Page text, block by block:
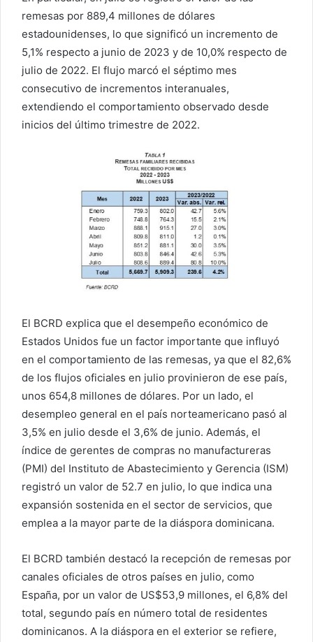
remesas por 889,4 millones de dólares
estadounidenses, lo que significó un incremento de
5,1% respecto a junio de 2023 y de 10,0% respecto de
julio de 2022. El flujo marcó el séptimo mes
consecutivo de incrementos interanuales,
extendiendo el comportamiento observado desde
inicios del último trimestre de 2022.
El BCRD explica que el desempeño económico de
Estados Unidos fue un factor importante que influyó
en el comportamiento de las remesas, ya que el 82,6%
de los flujos oficiales en julio provinieron de ese país,
unos 654,8 millones de dólares. Por un lado, el
desempleo general en el país norteamericano pasó al
3,5% en julio desde el 3,6% de junio. Además, el
índice de gerentes de compras no manufactureras
(PMI) del Instituto de Abastecimiento y Gerencia (ISM)
registró un valor de 52.7 en julio, lo que indica una
expansión sostenida en el sector de servicios, que
emplea a la mayor parte de la diáspora dominicana.
El BCRD también destacó la recepción de remesas por
canales oficiales de otros países en julio, como
España, por un valor de US$53,9 millones, el 6,8% del
total, segundo país en número total de residentes
dominicanos. A la diáspora en el exterior se refiere,